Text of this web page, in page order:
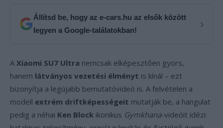
Állítsd be, hogy az e-cars.hu az elsők között
legyen a Google-találatokban!
›
A Xiaomi SU7 Ultra nemcsak elképesztően gyors,
hanem látványos vezetési élményt is kínál – ezt
bizonyítja a legújabb bemutatóvideó is. A felvételen a
modell extrém driftképességeit mutatják be, a hangulat
pedig a néhai Ken Block ikonikus Gymkhana-videóit idézi: